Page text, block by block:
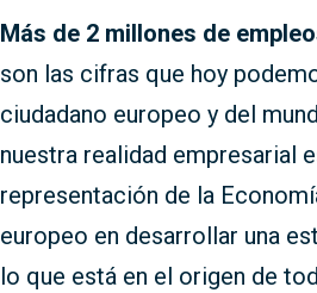
Más de 2 millones de
son las cifras que hoy
ciudadano europeo y del
nuestra realidad empresarial
representación de la
europeo en desarrollar una
lo que está en el origen de